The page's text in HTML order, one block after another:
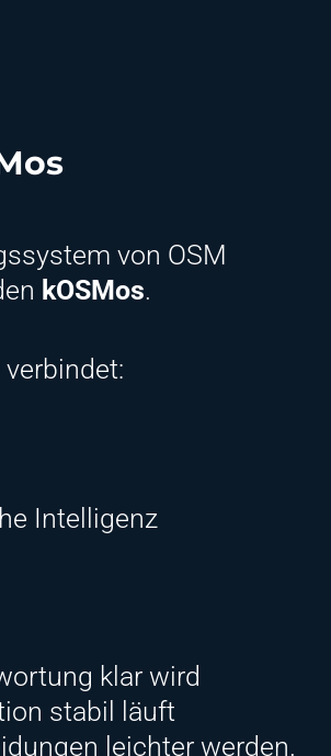
von OSM
kOSMos.
verbindet:
Intelligenz
klar wird
stabil läuft
leichter werden.